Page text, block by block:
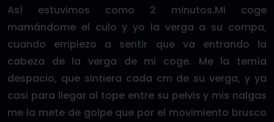
Así estuvimos como 2 minutos.Mi coge
mamándome el culo y yo la verga a su compa,
cuando empiezo a sentir que va entrando la
cabeza de la verga de mi coge. Me la temía
despacio, que sintiera cada cm de su verga, y ya
casi para llegar al tope entre su pelvis y mis nalgas
me la mete de golpe que por el movimiento brusco